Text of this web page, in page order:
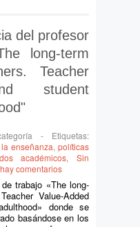
del profesor
long-term
Teacher
student
-
Etiquetas:
enseñanza,políticas
académicos, Sin
comentarios
trabajo «The long-
Value-Added
donde se
basándose en los